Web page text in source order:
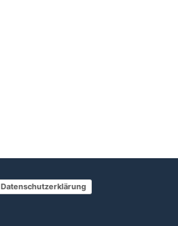
Datenschutzerklärung